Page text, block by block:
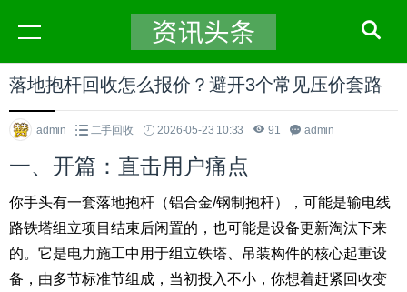
落地抱杆回收怎么报价？避开3个常见压价套路
admin 二手回收 2026-05-23 10:33 91 admin
一、开篇：直击用户痛点
你手头有一套落地抱杆（铝合金/钢制抱杆），可能是输电线
路铁塔组立项目结束后闲置的，也可能是设备更新淘汰下来
的。它是电力施工中用于组立铁塔、吊装构件的核心起重设
备，由多节标准节组成，当初投入不小，你想着赶紧回收变